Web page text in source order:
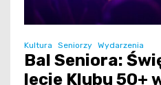
Kultura Seniorzy Wydarzenia
Bal Seniora:
lecie Klubu 50+